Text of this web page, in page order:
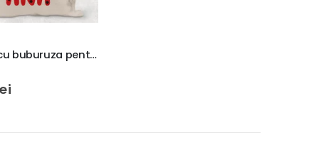
Saculet cu buburuza pentru gradinita, 32x40cm, material canvas Premium, rezistent, cadou copii
5